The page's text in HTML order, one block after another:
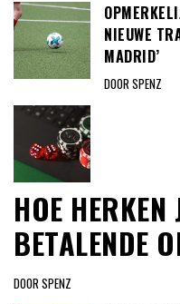
NIEUWE
MADRID’
DOOR SPENZ
HOE HERKEN
BETALENDE
DOOR SPENZ